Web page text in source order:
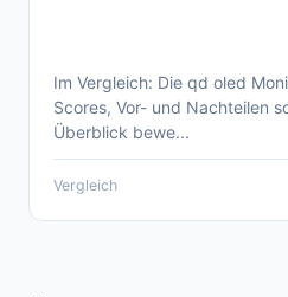
Aktueller qd oled
Überblick
Im Vergleich: Die qd oled
Scores, Vor- und Nachteilen
Überblick bewe...
Vergleich